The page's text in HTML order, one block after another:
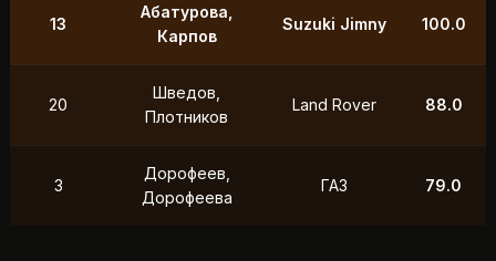
13
Абатурова,
Карпов
Suzuki Jimny 100.0
20
Шведов,
Плотников
Land Rover 88.0
3
Дорофеев,
Дорофеева
ГАЗ 79.0